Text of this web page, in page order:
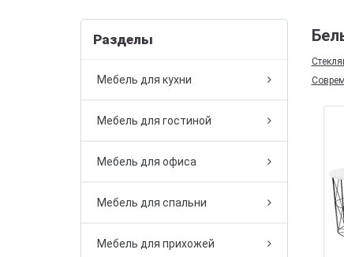
Разделы
Мебель для кухни
Мебель для гостиной
Мебель для офиса
Мебель для спальни
Мебель для прихожей